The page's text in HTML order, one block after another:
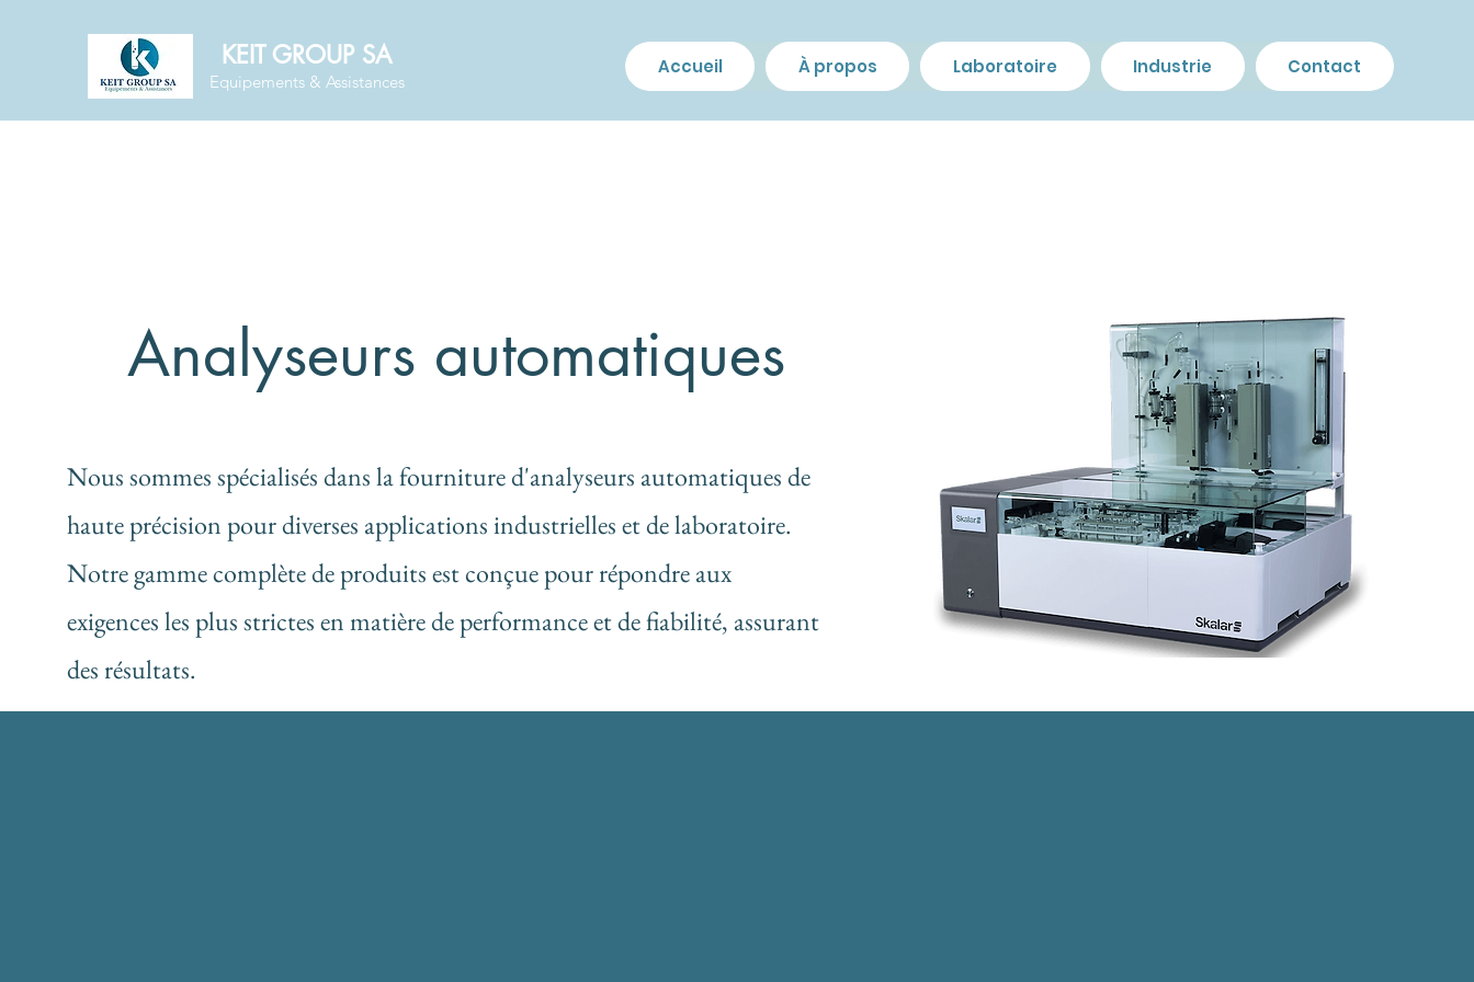
KEIT GROUP SA
Equipements & Assistances
Accueil À propos Laboratoire Industrie Contact
Analyseurs automatiques
Nous sommes spécialisés dans la fourniture d'analyseurs automatiques de
haute précision pour diverses applications industrielles et de laboratoire.
Notre gamme complète de produits est conçue pour répondre aux
exigences les plus strictes en matière de performance et de fiabilité, assurant
des résultats.